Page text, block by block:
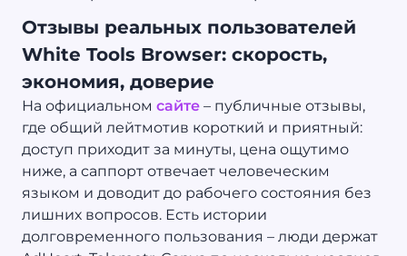
Отзывы реальных пользователей
White Tools Browser: скорость,
экономия, доверие
На официальном сайте – публичные отзывы,
где общий лейтмотив короткий и приятный:
доступ приходит за минуты, цена ощутимо
ниже, а саппорт отвечает человеческим
языком и доводит до рабочего состояния без
лишних вопросов. Есть истории
долговременного пользования – люди держат